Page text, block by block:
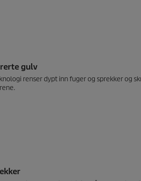
gulv
renser dypt inn fuger og sprekker og